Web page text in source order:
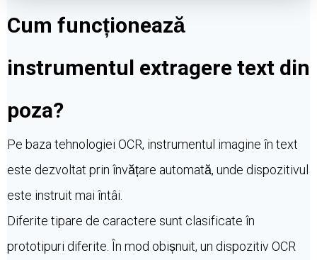
Cum funcționează
instrumentul extragere text din
poza?
Pe baza tehnologiei OCR, instrumentul imagine în text
este dezvoltat prin învățare automată, unde dispozitivul
este instruit mai întâi.
Diferite tipare de caractere sunt clasificate în
prototipuri diferite. În mod obișnuit, un dispozitiv OCR